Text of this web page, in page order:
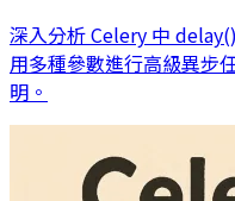
深入分析 Celery 中
用多種參數進行高級異步
明。